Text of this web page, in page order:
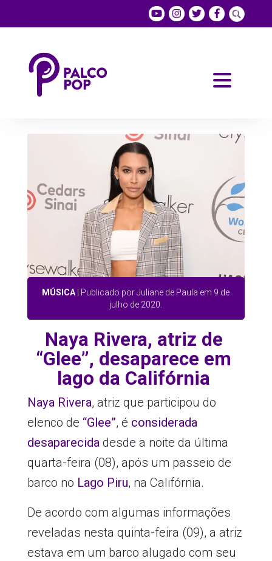
MÚSICA | Publicado por Juliane de Paula em 9 de
julho de 2020.
Naya Rivera, atriz de
“Glee”, desaparece em
lago da Califórnia
Naya Rivera, atriz que participou do
elenco de “Glee”, é considerada
desaparecidadesde a noite da última
quarta-feira (08), após um passeio de
barco no Lago Piru, na Califórnia.
De acordo com algumas informações
reveladas nesta quinta-feira (09), a atriz
estava em um barco alugado com seu